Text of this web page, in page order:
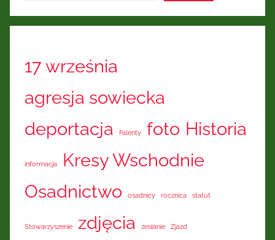
17 września
agresja sowiecka
deportacja
Falenty foto Historia
informacja
Kresy Wschodnie
Osadnictwo
osadnicy rocznica statut
Stowarzyszenie zdjęcia zesłanie Zjazd